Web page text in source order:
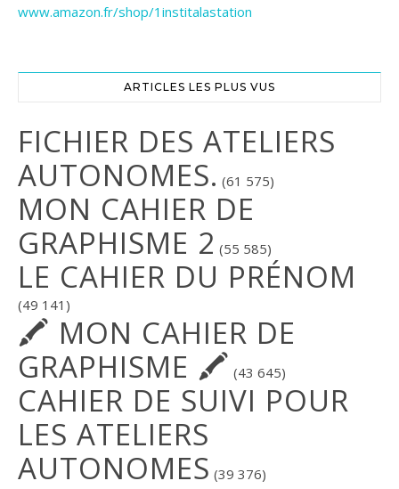
www.amazon.fr/shop/1institalastation
ARTICLES LES PLUS VUS
FICHIER DES ATELIERS
AUTONOMES. (61 575)
MON CAHIER DE
GRAPHISME 2 (55 585)
LE CAHIER DU PRÉNOM
(49 141)
🖍 MON CAHIER DE
GRAPHISME 🖍 (43 645)
CAHIER DE SUIVI POUR
LES ATELIERS
AUTONOMES (39 376)